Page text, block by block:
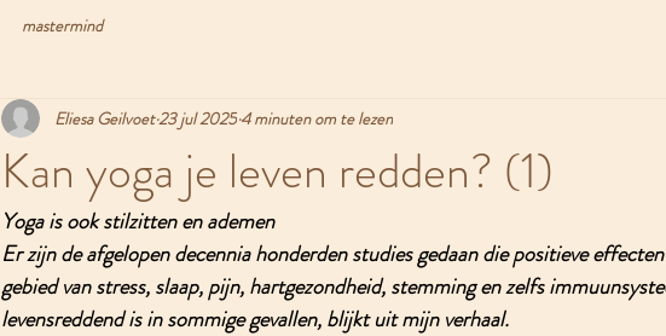
mastermind
Kan yoga je leven redden? (1)
Eliesa Geilvoet23 jul 20254 minuten om te lezen
Yoga is ook stilzitten en ademen
Er zijn de afgelopen decennia honderden studies gedaan die positieve
gebied van stress, slaap, pijn, hartgezondheid, stemming en zelfs
levensreddend is in sommige gevallen, blijkt uit mijn verhaal.